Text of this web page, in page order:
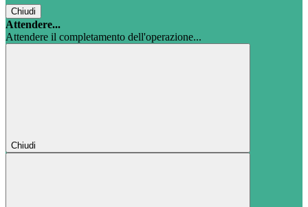
Chiudi
Attendere...
Attendere il completamento dell'operazione...
Chiudi